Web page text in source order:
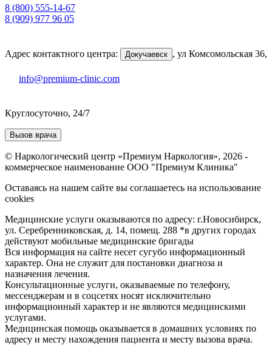
8 (800) 555-14-67
8 (909) 977 96 05
Адрес контактного центра: Докучаевск , ул Комсомольская 36,
info@premium-clinic.com
Круглосуточно, 24/7
Вызов врача
© Наркологический центр «Премиум Наркология», 2026 -
коммерческое наименование ООО "Премиум Клиника"
Оставаясь на нашем сайте вы соглашаетесь на использование
cookies
Медицинские услуги оказываются по адресу: г.Новосибирск,
ул. Серебренниковская, д. 14, помещ. 288 *в других городах
действуют мобильные медицинские бригады
Вся информация на сайте несет сугубо информационный
характер. Она не служит для постановки диагноза и
назначения лечения.
Консультационные услуги, оказываемые по телефону,
мессенджерам и в соцсетях носят исключительно
информационный характер и не являются медицинскими
услугами.
Медицинская помощь оказывается в домашних условиях по
адресу и месту нахождения пациента и месту вызова врача.